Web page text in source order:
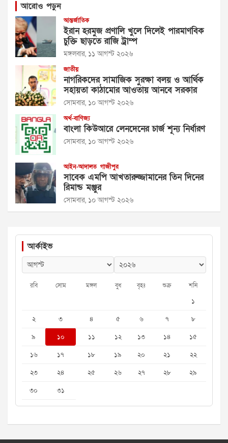
আরোও পড়ুন
আন্তর্জাতিক
ইরান হরমুজ প্রণালি খুলে দিলেই পারমাণবিক
চুক্তি ছাড়তে রাজি ট্রাম্প
মঙ্গলবার, ১১ আগস্ট ২০২৬
জাতীয়
নাগরিকদের সামাজিক সুরক্ষা বলয় ও আর্থিক
সহায়তা কাঠামোর আওতায় আনবে সরকার
সোমবার, ১০ আগস্ট ২০২৬
অর্থ-বাণিজ্য
বাংলা কিউআরে লেনদেনের চার্জ শূন্য নির্ধারণ
সোমবার, ১০ আগস্ট ২০২৬
আইন-আদালত গাজীপুর
সাবেক এমপি আখতারুজ্জামানের তিন দিনের
রিমান্ড মঞ্জুর
সোমবার, ১০ আগস্ট ২০২৬
আর্কাইভ
রবি সোম মঙ্গল বুধ বৃহঃ শুক্র শনি
১
২
৩ ৪ ৫ ৬ ৭
৮
৯
১০ ১১ ১২ ১৩ ১৪
১৫
১৬
১৭ ১৮ ১৯ ২০ ২১
২২
২৩
২৪ ২৫ ২৬ ২৭ ২৮
২৯
৩০
৩১